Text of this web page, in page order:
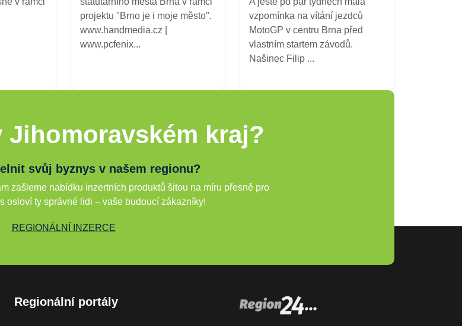
projektu "Brno je i moje město".
www.handmedia.cz |
www.pcfenix...
vzpomínka na vítání jezdců
MotoGP v centru Brna před
vlastním startem závodů.
Našinec Filip ...
Jihomoravském kraj?
svůj byznys v našem regionu?
zašleme nabídku inzertních produktů šitou na míru přesně pro
osloví ty správné lidi – vaše budoucí zákazníky!
REGIONÁLNÍ INZERCE
Regionální portály